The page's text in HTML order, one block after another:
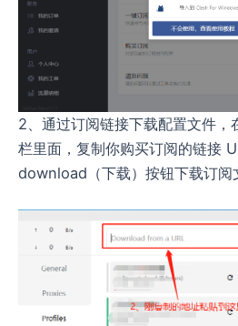
2、通过订阅链接下载配置文件
栏里面，复制你购买订阅的链接
download（下载）按钮下载订阅